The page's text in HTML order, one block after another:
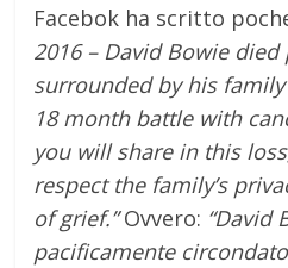
Facebok ha scritto
2016 – David Bowie
surrounded by his
18 month battle with
you will share in this
respect the family’s
of grief.”Ovvero: “David
pacificamente